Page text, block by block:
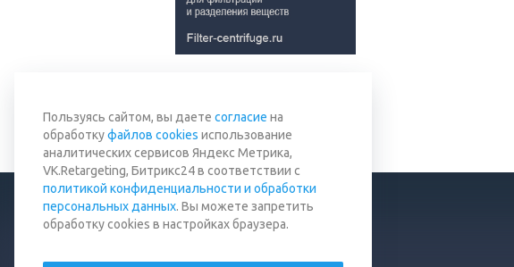
Вернуться к списку
Пользуясь сайтом, вы даете согласие на
обработкуфайлов cookies использование
аналитических сервисов Яндекс Метрика,
VK.Retargeting, Битрикс24 в соответствии с
политикой конфиденциальности и обработки
персональных данных. Вы можете запретить
обработку cookies в настройках браузера.